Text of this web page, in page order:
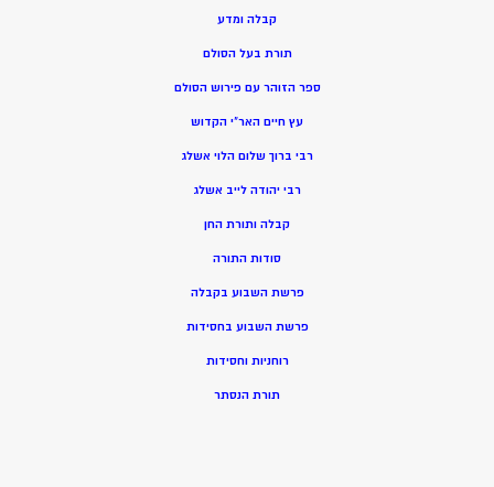
קבלה ומדע
תורת בעל הסולם
ספר הזוהר עם פירוש הסולם
עץ חיים האר”י הקדוש
רבי ברוך שלום הלוי אשלג
רבי יהודה לייב אשלג
קבלה ותורת החן
סודות התורה
פרשת השבוע בקבלה
פרשת השבוע בחסידות
רוחניות וחסידות
תורת הנסתר